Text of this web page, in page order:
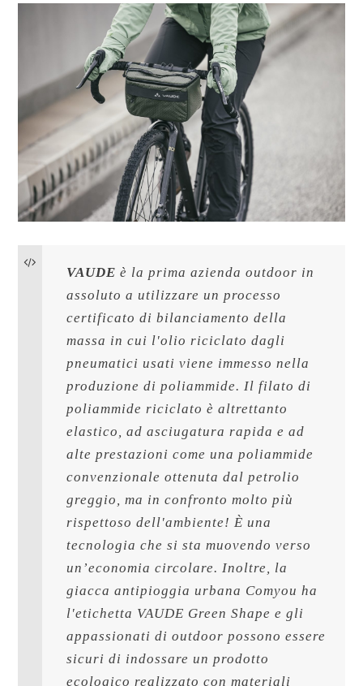
VAUDE è la prima azienda outdoor in
assoluto a utilizzare un processo
certificato di bilanciamento della
massa in cui l'olio riciclato dagli
pneumatici usati viene immesso nella
produzione di poliammide. Il filato di
poliammide riciclato è altrettanto
elastico, ad asciugatura rapida e ad
alte prestazioni come una poliammide
convenzionale ottenuta dal petrolio
greggio, ma in confronto molto più
rispettoso dell'ambiente! È una
tecnologia che si sta muovendo verso
un’economia circolare. Inoltre, la
giacca antipioggia urbana Comyou ha
l'etichetta VAUDE Green Shape e gli
appassionati di outdoor possono essere
sicuri di indossare un prodotto
ecologico realizzato con materiali